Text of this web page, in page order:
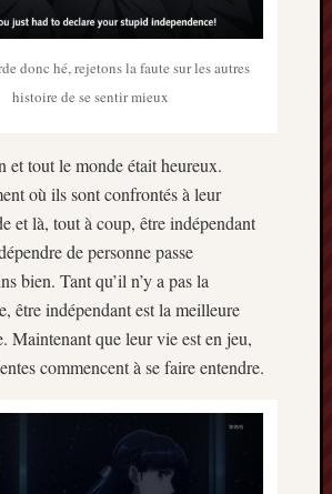
donc hé, rejetons la faute sur les autres
histoire de se sentir mieux
et tout le monde était heureux.
où ils sont confrontés à leur
et là, tout à coup, être indépendant
de personne passe
bien. Tant qu’il n’y a pas la
être indépendant est la meilleure
Maintenant que leur vie est en jeu,
commencent à se faire entendre.